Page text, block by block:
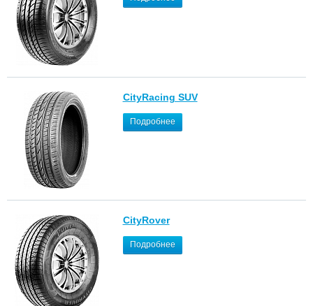
CityRacing SUV
Подробнее
CityRover
Подробнее